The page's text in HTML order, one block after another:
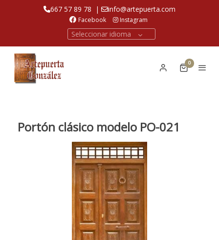
667 57 89 78 | info@artepuerta.com
Facebook Instagram
Seleccionar idioma
0
Portón clásico modelo PO-021